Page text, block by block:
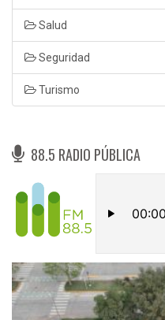
Salud
Seguridad
Turismo
88.5 RADIO PÚBLICA